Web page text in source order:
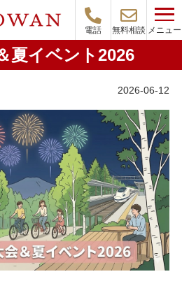
電話 無料相談 メニュー
夏イベント2026
2026-06-12